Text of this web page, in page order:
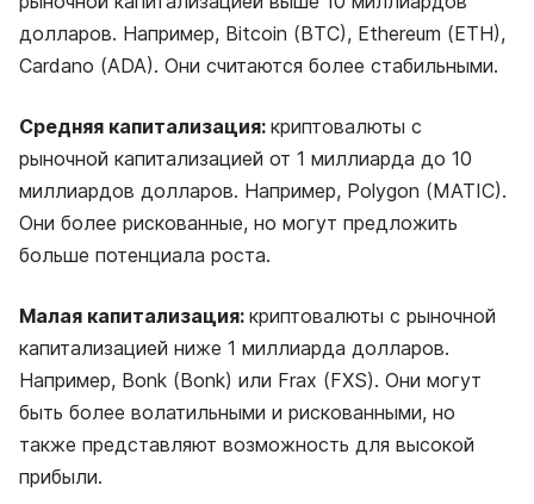
долларов. Например, Bitcoin (BTC), Ethereum (ETH),
Cardano (ADA). Они считаются более стабильными.
Средняя капитализация: криптовалюты с
рыночной капитализацией от 1 миллиарда до 10
миллиардов долларов. Например, Polygon (MATIC).
Они более рискованные, но могут предложить
больше потенциала роста.
Малая капитализация: криптовалюты с рыночной
капитализацией ниже 1 миллиарда долларов.
Например, Bonk (Bonk) или Fraх (FXS). Они могут
быть более волатильными и рискованными, но
также представляют возможность для высокой
прибыли.